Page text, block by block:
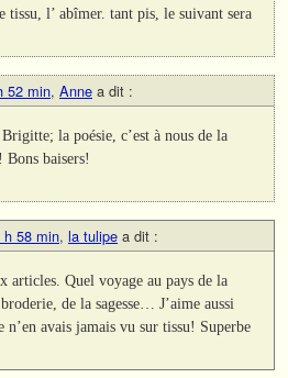
tissu, l’ abîmer. tant pis, le suivant sera
52 min, Anne a dit :
la poésie, c’est à nous de la
Bons baisers!
h 58 min, la tulipe a dit :
articles. Quel voyage au pays de la
de la sagesse… J’aime aussi
n’en avais jamais vu sur tissu! Superbe